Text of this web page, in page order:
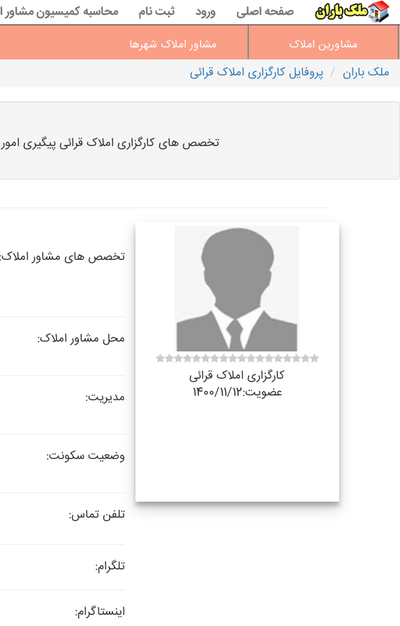
صفحه اصلی ورود ثبت نام محاسبه کمیسیون مشاور
مشاورین املاک
مشاور املاک شهرها
ملک باران
پروفایل کارگزاری املاک قرائی
تخصص های کارگزاری املاک قرائی پیگیری
کارگزاری املاک قرائی
عضویت:1400/11/12
تخصص های مشاور املاک:
محل مشاور املاک:
مدیریت:
وضعیت سکونت:
تلفن تماس:
تلگرام:
اینستاگرام: